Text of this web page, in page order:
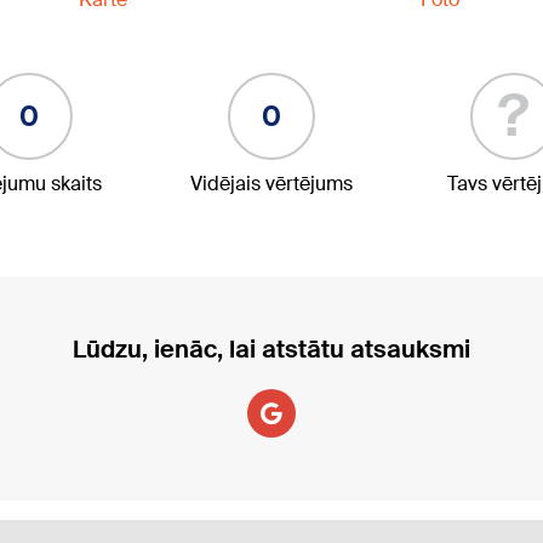
0
skaits
0
Vidējais vērtējums
?
Tavs
Lūdzu, ienāc, lai atstātu atsauksmi